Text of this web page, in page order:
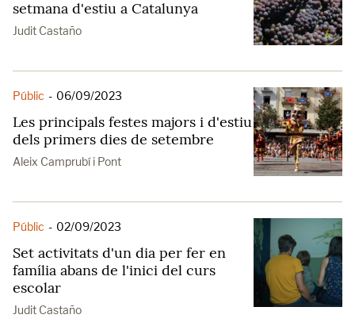
setmana d'estiu a Catalunya
Judit Castaño
Públic - 06/09/2023
Les principals festes majors i d'estiu
dels primers dies de setembre
Aleix Camprubí i Pont
Públic - 02/09/2023
Set activitats d'un dia per fer en
família abans de l'inici del curs
escolar
Judit Castaño